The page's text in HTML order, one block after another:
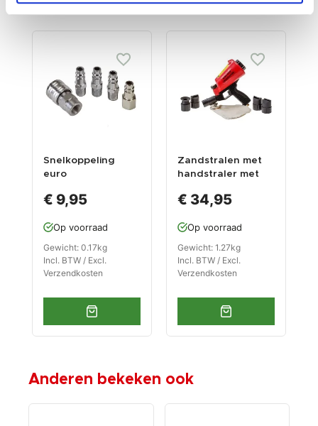
ook...
Snelkoppeling
euro
set - 5 delig
€ 9,95
Op voorraad
Gewicht: 0.17kg
Incl. BTW / Excl.
Verzendkosten
Zandstralen met
handstraler met
zandstraler -
Punt straler -
Straalpistool.
€ 34,95
Op voorraad
Gewicht: 1.27kg
Incl. BTW / Excl.
Verzendkosten
Anderen bekeken ook